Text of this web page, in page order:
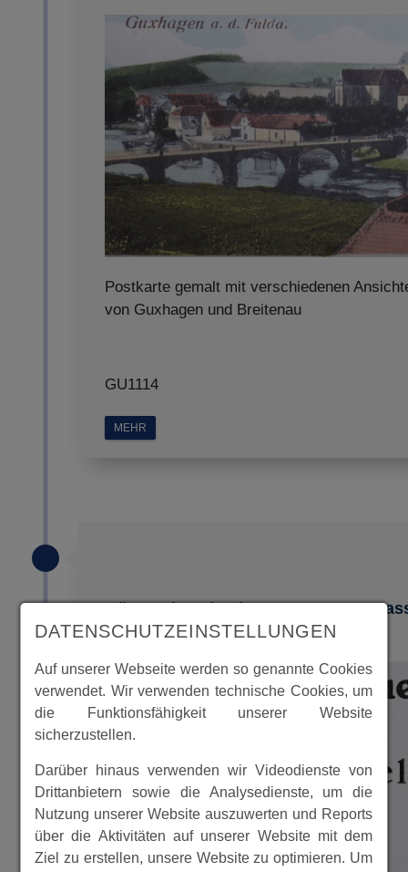
Postkarte gemalt mit verschiedenen
von Guxhagen und Breitenau
GU1114
MEHR
Güter-Adressbuch 1929 Reg.- Bez
DATENSCHUTZEINSTELLUNGEN
Auf unserer Webseite werden so genannte Cookies
verwendet. Wir verwenden technische Cookies, um
die Funktionsfähigkeit unserer Website
sicherzustellen.
Darüber hinaus verwenden wir Videodienste von
Drittanbietern sowie die Analysedienste, um die
Nutzung unserer Website auszuwerten und Reports
über die Aktivitäten auf unserer Website mit dem
Ziel zu erstellen, unsere Website zu optimieren. Um